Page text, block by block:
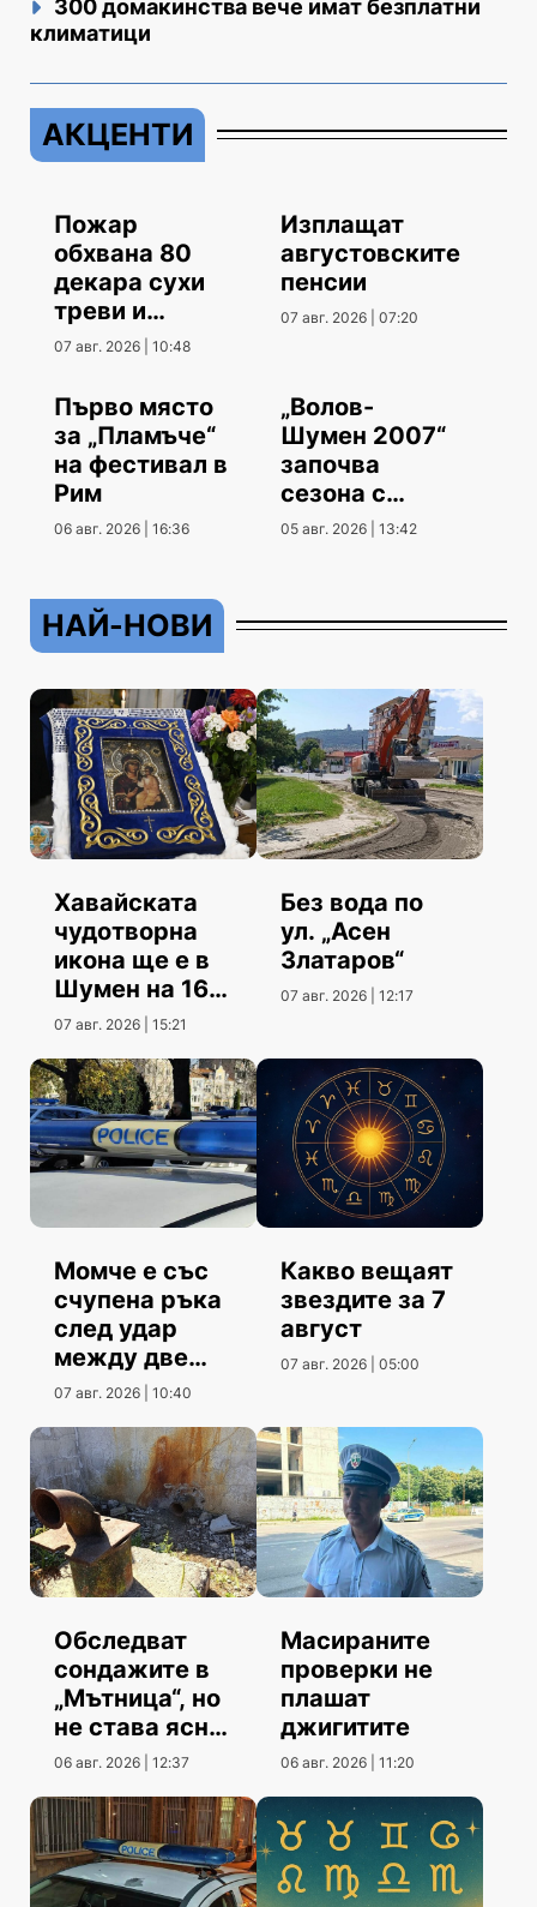
300 домакинства вече имат безплатни
климатици
АКЦЕНТИ
Пожар
обхвана 80
декара сухи
треви и
храсти
07 авг. 2026 | 10:48
Изплащат
августовските
пенсии
07 авг. 2026 | 07:20
Първо място
за „Пламъче“
на фестивал в
Рим
06 авг. 2026 | 16:36
„Волов-
Шумен 2007“
започва
сезона с
гостуване
05 авг. 2026 | 13:42
НАЙ-НОВИ
Хавайската
чудотворна
икона ще е в
Шумен на 16
август
07 авг. 2026 | 15:21
Без вода по
ул. „Асен
Златаров“
07 авг. 2026 | 12:17
Момче е със
счупена ръка
след удар
между две
коли
07 авг. 2026 | 10:40
Какво вещаят
звездите за 7
август
07 авг. 2026 | 05:00
Обследват
сондажите в
„Мътница“, но
не става ясно
кога
06 авг. 2026 | 12:37
Масираните
проверки не
плашат
джигитите
06 авг. 2026 | 11:20